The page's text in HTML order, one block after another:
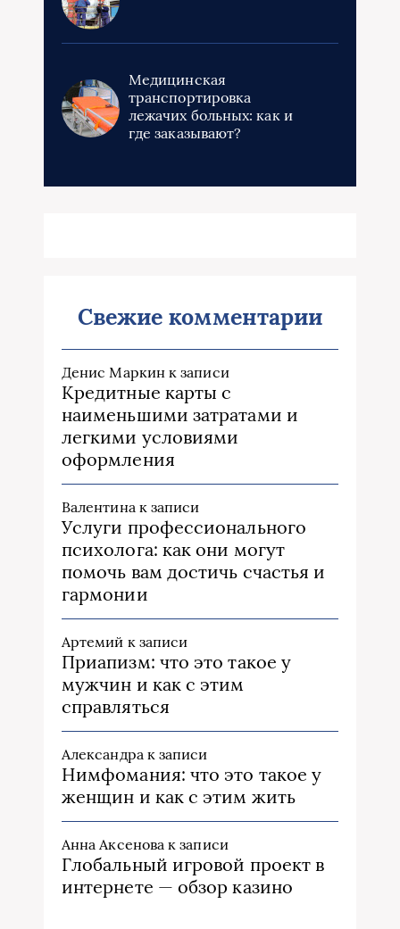
Медицинская
транспортировка
лежачих больных: как и
где заказывают?
Свежие комментарии
Денис Маркинк записи
Кредитные карты с
наименьшими затратами и
легкими условиями
оформления
Валентинак записи
Услуги профессионального
психолога: как они могут
помочь вам достичь счастья и
гармонии
Артемий к записи
Приапизм: что это такое у
мужчин и как с этим
справляться
Александрак записи
Нимфомания: что это такое у
женщин и как с этим жить
Анна Аксенова к записи
Глобальный игровой проект в
интернете — обзор казино